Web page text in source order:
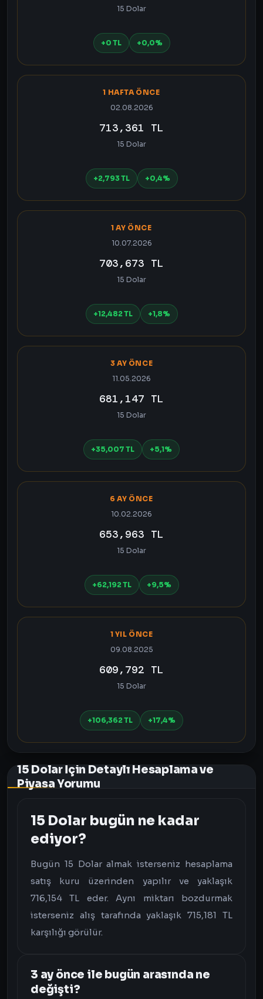
15 Dolar
+0 TL +0,0%
1 HAFTA ÖNCE
02.08.2026
713,361 TL
15 Dolar
+2,793 TL +0,4%
1 AY ÖNCE
10.07.2026
703,673 TL
15 Dolar
+12,482 TL +1,8%
3 AY ÖNCE
11.05.2026
681,147 TL
15 Dolar
+35,007 TL +5,1%
6 AY ÖNCE
10.02.2026
653,963 TL
15 Dolar
+62,192 TL +9,5%
1 YIL ÖNCE
09.08.2025
609,792 TL
15 Dolar
+106,362 TL +17,4%
15 Dolar İçin Detaylı Hesaplama ve
Piyasa Yorumu
15 Dolar bugün ne kadar
ediyor?
Bugün 15 Dolar almak isterseniz hesaplama
satış kuru üzerinden yapılır ve yaklaşık
716,154 TL eder. Aynı miktarı bozdurmak
isterseniz alış tarafında yaklaşık 715,181 TL
karşılığı görülür.
3 ay önce ile bugün arasında ne
değişti?